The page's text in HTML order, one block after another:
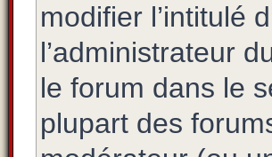
modifier l’intitulé
l’administrateur
le forum dans le
plupart des